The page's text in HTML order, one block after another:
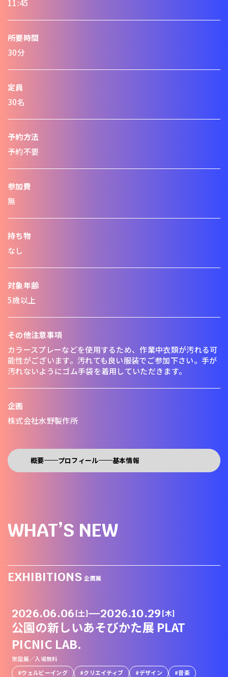
11:45
所要時間
30分
定員
30名
予約方法
予約不要
参加費
無
持ち物
なし
対象年齢
5歳以上
その他注意事項
カラースプレーなどを使用するため、作業中衣類が汚れる可
能性がございます。汚れても良い服装でご参加下さい。手が
汚れないようにゴム手袋を着用していただきます。
企画
株式会社水野製作所
概要 プロフィール 基本情報
WHAT’S NEW
EXHIBITIONS 企画展
2026.06.06 [土] —2026.10.29 [木]
公園の新しいあそびかた展 PLAT
PICNIC LAB.
常設展／入場無料
ウェルビーイング
クリエイティブ デザイン
音楽